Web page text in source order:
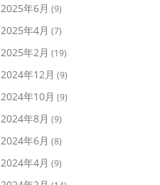
2025年6月 (9)
2025年4月 (7)
2025年2月 (19)
2024年12月 (9)
2024年10月 (9)
2024年8月 (9)
2024年6月 (8)
2024年4月 (9)